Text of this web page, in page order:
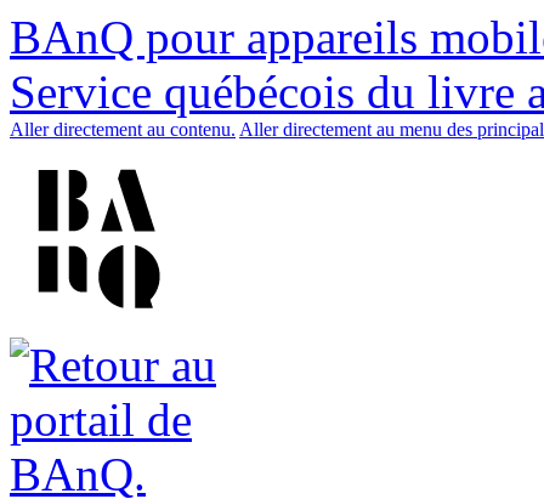
BAnQ pour appareils
Service québécois du livre
Aller directement au contenu. Aller directement au menu des